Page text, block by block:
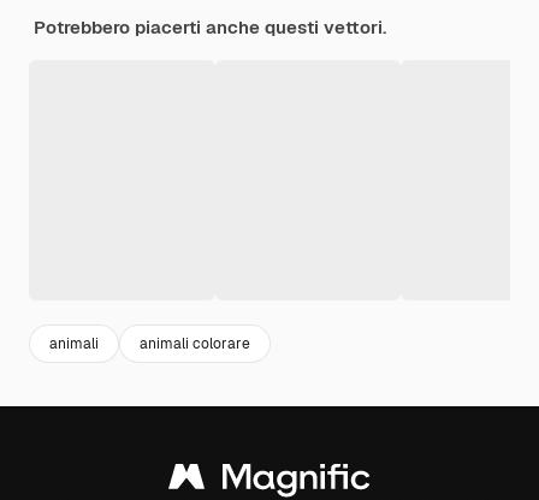
Potrebbero piacerti anche questi vettori.
animali animali colorare